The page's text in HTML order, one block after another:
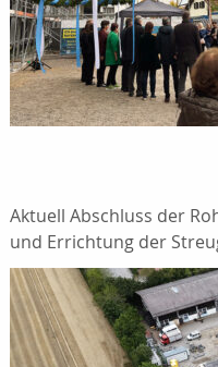
Aktuell Abschluss der
und Errichtung der